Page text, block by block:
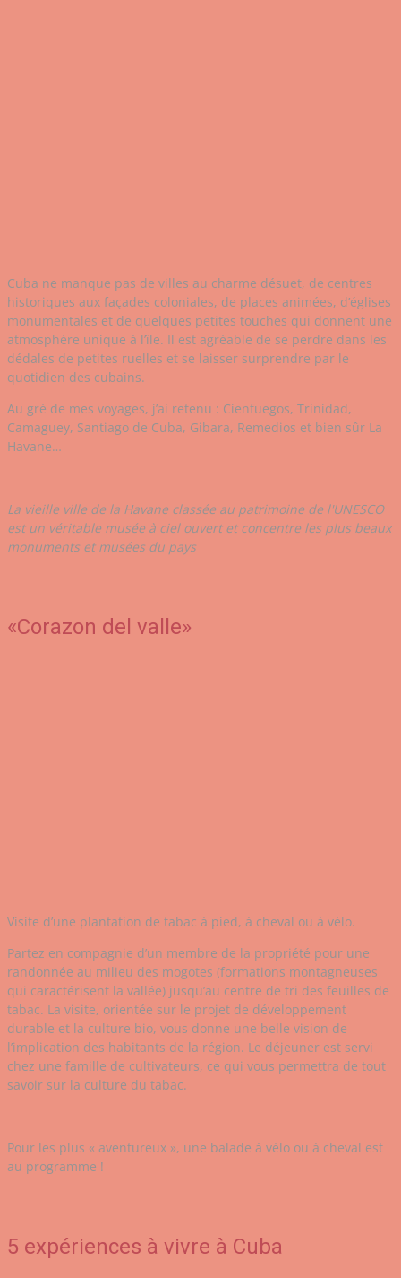
Cuba ne manque pas de villes au charme désuet, de centres
historiques aux façades coloniales, de places animées, d’églises
monumentales et de quelques petites touches qui donnent une
atmosphère unique à l’île. Il est agréable de se perdre dans les
dédales de petites ruelles et se laisser surprendre par le
quotidien des cubains.
Au gré de mes voyages, j’ai retenu : Cienfuegos, Trinidad,
Camaguey, Santiago de Cuba, Gibara, Remedios et bien sûr La
Havane…
La vieille ville de la Havane classée au patrimoine de l'UNESCO
est un véritable musée à ciel ouvert et concentre les plus beaux
monuments et musées du pays
«Corazon del valle»
Visite d’une plantation de tabac à pied, à cheval ou à vélo.
Partez en compagnie d’un membre de la propriété pour une
randonnée au milieu des mogotes (formations montagneuses
qui caractérisent la vallée) jusqu’au centre de tri des feuilles de
tabac. La visite, orientée sur le projet de développement
durable et la culture bio, vous donne une belle vision de
l’implication des habitants de la région. Le déjeuner est servi
chez une famille de cultivateurs, ce qui vous permettra de tout
savoir sur la culture du tabac.
Pour les plus « aventureux », une balade à vélo ou à cheval est
au programme !
5 expériences à vivre à Cuba